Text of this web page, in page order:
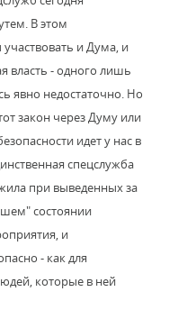
В этом
и Дума, и
власть - одного лишь
явно недостаточно. Но
закон через Думу или
идет у нас в
спецслужба
при выведенных за
состоянии
и
- как для
которые в ней